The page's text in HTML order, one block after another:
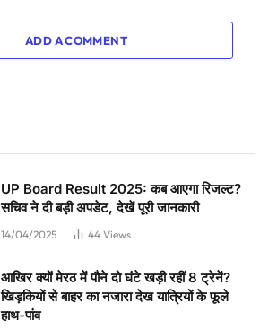
ADD A COMMENT
UP Board Result 2025: कब आएगा रिजल्ट?
सचिव ने दी बड़ी अपडेट, देखें पूरी जानकारी
14/04/2025 44 Views
आखिर क्यों मेरठ में पौने दो घंटे खड़ी रहीं 8 ट्रेनें?
खिड़कियों से बाहर का नजारा देख यात्रियों के फूले
हाथ-पांव